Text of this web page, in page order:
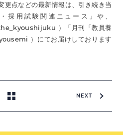
更点などの最新情報は、引き続き当
採用試験関連ニュース」や、
）「月刊「教員養
）にてお届けしております
NEXT